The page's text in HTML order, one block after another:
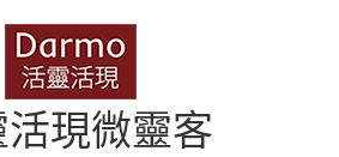
現微靈客